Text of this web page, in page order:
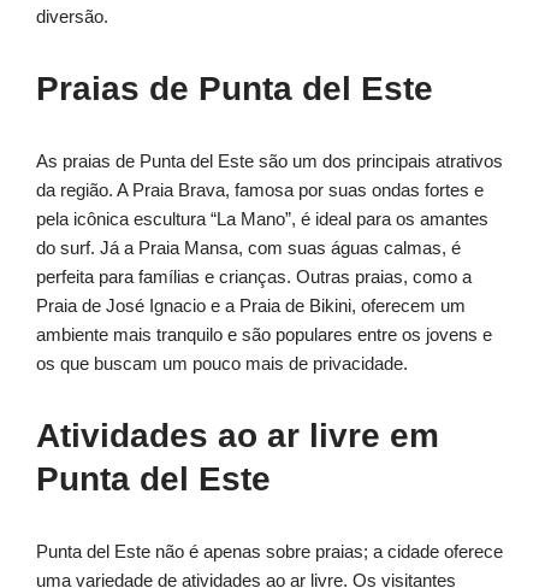
diversão.
Praias de Punta del Este
As praias de Punta del Este são um dos principais atrativos
da região. A Praia Brava, famosa por suas ondas fortes e
pela icônica escultura “La Mano”, é ideal para os amantes
do surf. Já a Praia Mansa, com suas águas calmas, é
perfeita para famílias e crianças. Outras praias, como a
Praia de José Ignacio e a Praia de Bikini, oferecem um
ambiente mais tranquilo e são populares entre os jovens e
os que buscam um pouco mais de privacidade.
Atividades ao ar livre em
Punta del Este
Punta del Este não é apenas sobre praias; a cidade oferece
uma variedade de atividades ao ar livre. Os visitantes